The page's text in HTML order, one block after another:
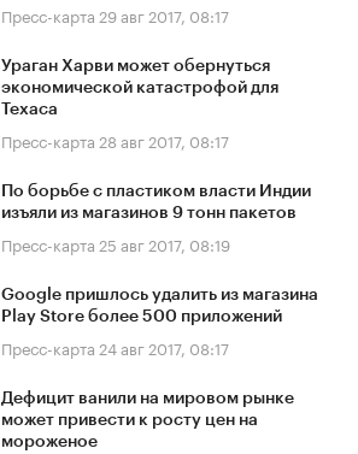
Пресс-карта 29 авг 2017, 08:17
Ураган Харви может обернуться
экономической катастрофой для
Техаса
Пресс-карта 28 авг 2017, 08:17
По борьбе с пластиком власти Индии
изъяли из магазинов 9 тонн пакетов
Пресс-карта 25 авг 2017, 08:19
Google пришлось удалить из магазина
Play Store более 500 приложений
Пресс-карта 24 авг 2017, 08:17
Дефицит ванили на мировом рынке
может привести к росту цен на
мороженое